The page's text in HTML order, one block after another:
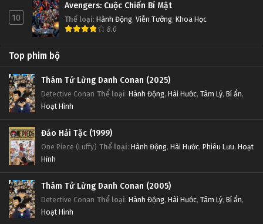
10
Avengers: Cuộc Chiến Bí Mật
Thể loại: Hành Động, Viễn Tưởng, Khoa Học
8.0
Top phim bộ
Thám Tử Lừng Danh Conan (2025)
Detective Conan Thể loại: Hành Động, Hài Hước, Tâm Lý, Bí ẩn,
Hoạt Hình
Đảo Hải Tặc (1999)
One Piece (Luffy) Thể loại: Hành Động, Hài Hước, Phiêu Lưu, Hoạt
Hình
Thám Tử Lừng Danh Conan (2005)
Detective Conan Thể loại: Hành Động, Hài Hước, Tâm Lý, Bí ẩn,
Hoạt Hình